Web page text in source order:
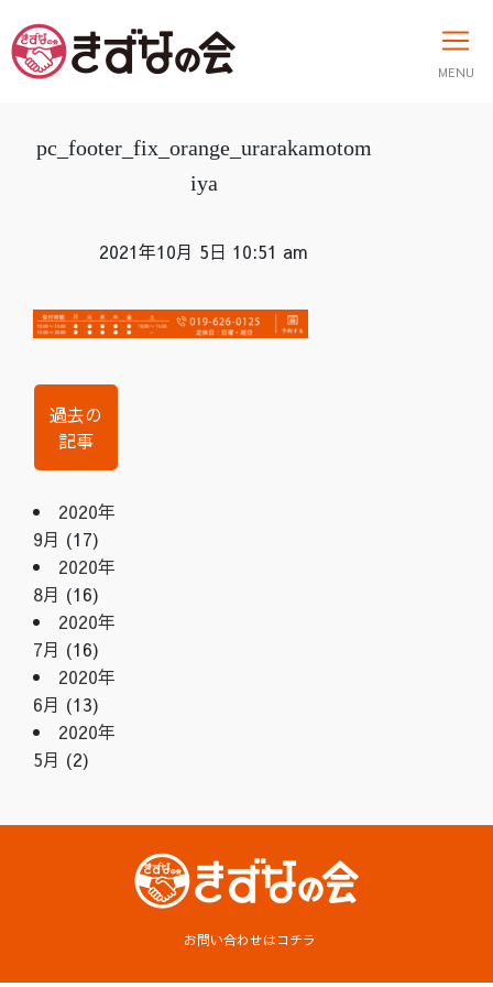
MENU
pc_footer_fix_orange_urarakamotom
iya
2021年10月 5日 10:51 am
過去の
記事
2020年
9月 (17)
2020年
8月 (16)
2020年
7月 (16)
2020年
6月 (13)
2020年
5月 (2)
お問い合わせはコチラ